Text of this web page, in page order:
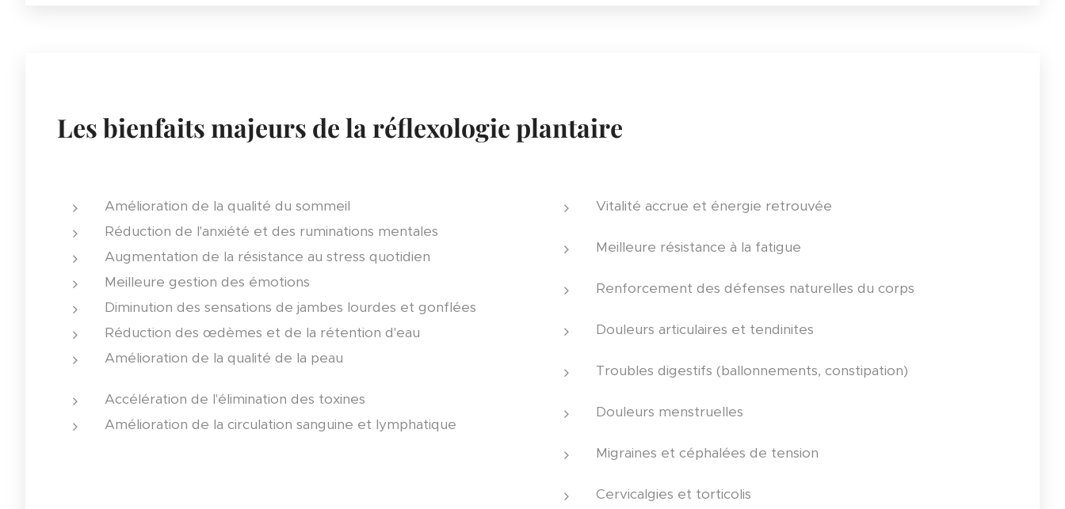
Les bienfaits majeurs de la réflexologie plantaire
Amélioration de la qualité du sommeil
Réduction de l'anxiété et des ruminations mentales
Augmentation de la résistance au stress quotidien
Meilleure gestion des émotions
Diminution des sensations de jambes lourdes et gonflées
Réduction des œdèmes et de la rétention d'eau
Amélioration de la qualité de la peau
Accélération de l'élimination des toxines
Amélioration de la circulation sanguine et lymphatique
Vitalité accrue et énergie retrouvée
Meilleure résistance à la fatigue
Renforcement des défenses naturelles du corps
Douleurs articulaires et tendinites
Troubles digestifs (ballonnements, constipation)
Douleurs menstruelles
Migraines et céphalées de tension
Cervicalgies et torticolis